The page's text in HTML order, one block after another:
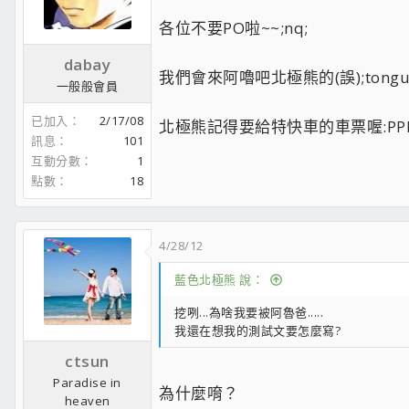
dabay
一般般會員
已加入
2/17/08
訊息
101
互動分數
1
點數
18
各位不要PO啦~~;nq;
我們會來阿嚕吧北極熊的(誤
北極熊記得要給特快車的車票喔
ctsun
Paradise in
heaven
4/28/12
藍色北極熊 說：
挖咧...為啥我要被阿魯爸.....
我還在想我的測試文要怎麼寫?
為什麼唷？